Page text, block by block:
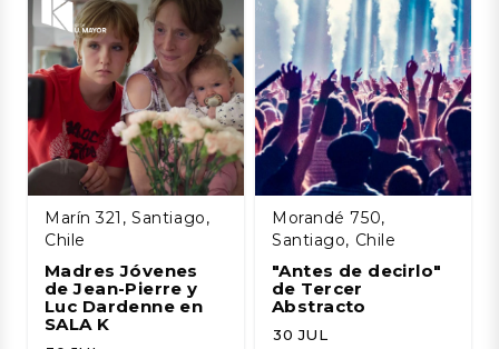
Marín 321, Santiago,
Chile
Madres Jóvenes
de Jean-Pierre y
Luc Dardenne en
SALA K
Morandé 750,
Santiago, Chile
"Antes de decirlo"
de Tercer
Abstracto
30 JUL